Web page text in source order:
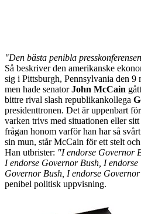
"Den bästa penibla
Så beskriver den amerikanske
sig i Pittsburgh, Pennsylvania den
men hade senatorJohn McCain
bittre rival slash republikankollega
presidenttronen. Det är uppenbart
varken trivs med situationen eller
frågan honom varför han har så
sin mun, står McCain för ett stelt
Han utbrister: "I endorse Governor
I endorse Governor Bush, I
Governor Bush, I endorse
penibel politisk uppvisning.